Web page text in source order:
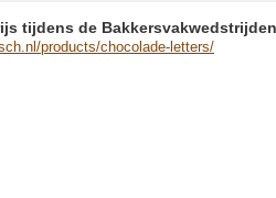
tijdens de
products/chocolade-letters/